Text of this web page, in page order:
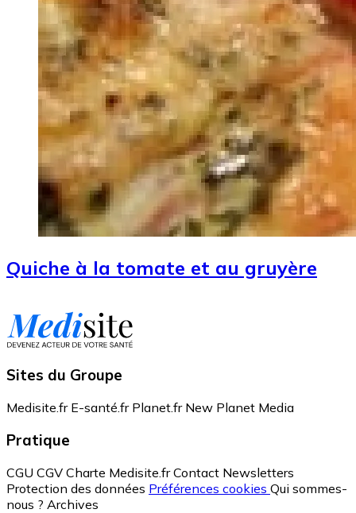
Quiche à la tomate et au gruyère
Sites du Groupe
Medisite.fr E-santé.fr Planet.fr New Planet Media
Pratique
CGU CGV Charte Medisite.fr Contact Newsletters
Protection des données Préférences cookies Qui sommes-
nous ? Archives